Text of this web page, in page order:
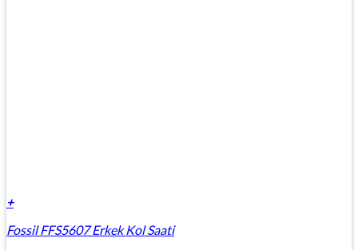
+
Fossil FFS5607 Erkek Kol Saati